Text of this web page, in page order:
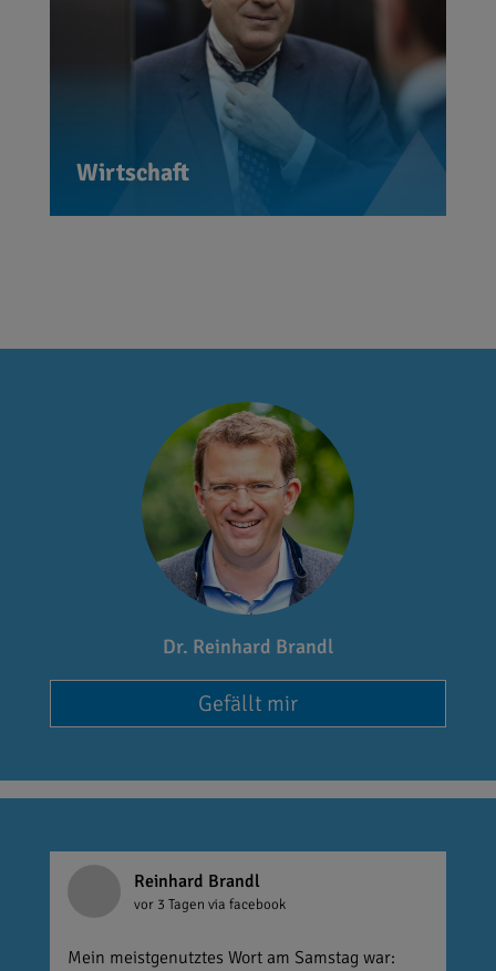
Wirtschaft
Arbeitsplätze, stärken den Mittelstand
und schaffen Wachstum, das allen
zugutekommt. Eine starke Wirtschaft
ist die Basis für Wohlstand und
gesellschaftlichen Zusammenhalt.
Dr. Reinhard Brandl
Gefällt mir
Reinhard Brandl
vor 3 Tagen via facebook
Mein meistgenutztes Wort am Samstag war: